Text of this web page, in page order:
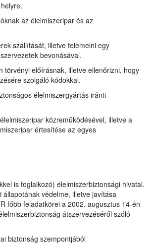
az élelmiszeripar és az
szállítását, illetve felemelni egy
bevonásával.
törvényi előírásnak, illetve ellenőrizni, hogy
szolgáló kódokkal.
élelmiszergyártás iránti
közreműködésével, illetve a
értesítése az egyes
is foglalkozó) élelmiszerbiztonsági hivatal.
védelme, illetve javítása
főbb feladatkörei a 2002. augusztus 14-én
átszervezéséről szóló
biztonság szempontjából